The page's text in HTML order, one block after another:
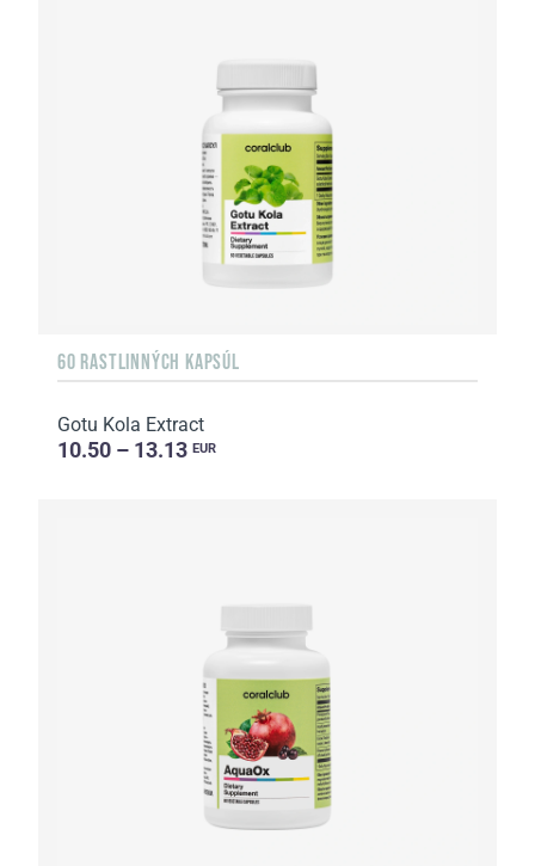
60 RASTLINNÝCH KAPSÚL
Gotu Kola Extract
10.50 – 13.13 EUR